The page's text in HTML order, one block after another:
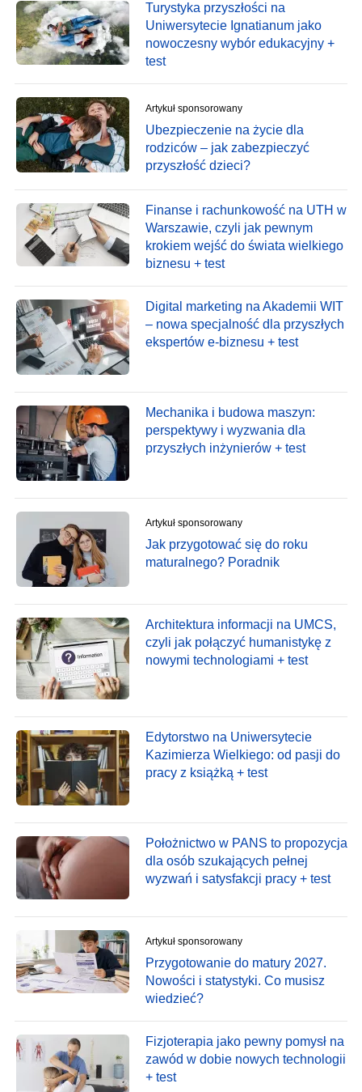
Turystyka przyszłości na
Uniwersytecie Ignatianum jako
nowoczesny wybór edukacyjny +
test
Artykuł sponsorowany
Ubezpieczenie na życie dla
rodziców – jak zabezpieczyć
przyszłość dzieci?
Finanse i rachunkowość na UTH w
Warszawie, czyli jak pewnym
krokiem wejść do świata wielkiego
biznesu + test
Digital marketing na Akademii WIT
– nowa specjalność dla przyszłych
ekspertów e-biznesu + test
Mechanika i budowa maszyn:
perspektywy i wyzwania dla
przyszłych inżynierów + test
Artykuł sponsorowany
Jak przygotować się do roku
maturalnego? Poradnik
Architektura informacji na UMCS,
czyli jak połączyć humanistykę z
nowymi technologiami + test
Edytorstwo na Uniwersytecie
Kazimierza Wielkiego: od pasji do
pracy z książką + test
Położnictwo w PANS to propozycja
dla osób szukających pełnej
wyzwań i satysfakcji pracy + test
Artykuł sponsorowany
Przygotowanie do matury 2027.
Nowości i statystyki. Co musisz
wiedzieć?
Fizjoterapia jako pewny pomysł na
zawód w dobie nowych technologii
+ test